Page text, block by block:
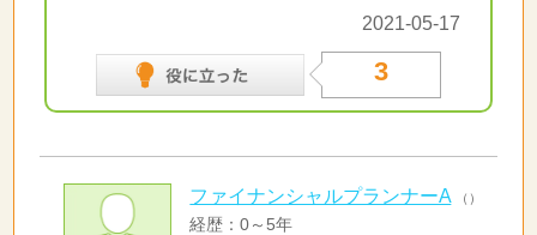
2021-05-17
3
ファイナンシャルプランナーA （）
経歴：0～5年